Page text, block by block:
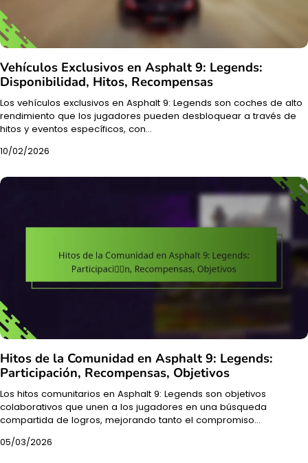
Vehículos Exclusivos en Asphalt 9: Legends:
Disponibilidad, Hitos, Recompensas
Los vehículos exclusivos en Asphalt 9: Legends son coches de alto
rendimiento que los jugadores pueden desbloquear a través de
hitos y eventos específicos, con…
10/02/2026
Hitos de la Comunidad en Asphalt 9: Legends:
Participación, Recompensas, Objetivos
Los hitos comunitarios en Asphalt 9: Legends son objetivos
colaborativos que unen a los jugadores en una búsqueda
compartida de logros, mejorando tanto el compromiso…
05/03/2026